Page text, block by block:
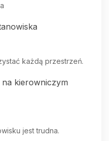
każdą przestrzeń.
kierowniczym
jest trudna.